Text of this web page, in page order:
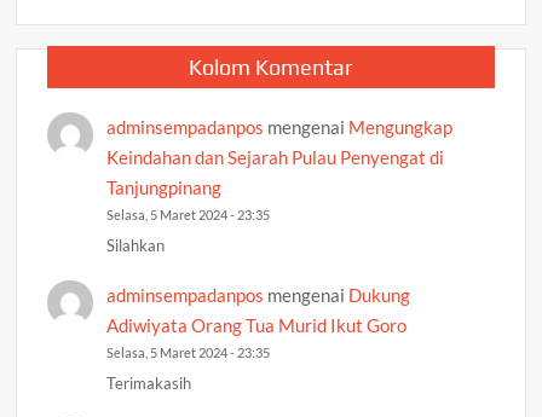
Kolom Komentar
adminsempadanpos mengenai Mengungkap
Keindahan dan Sejarah Pulau Penyengat di
Tanjungpinang
Selasa, 5 Maret 2024 - 23:35
Silahkan
adminsempadanpos mengenai Dukung
Adiwiyata Orang Tua Murid Ikut Goro
Selasa, 5 Maret 2024 - 23:35
Terimakasih